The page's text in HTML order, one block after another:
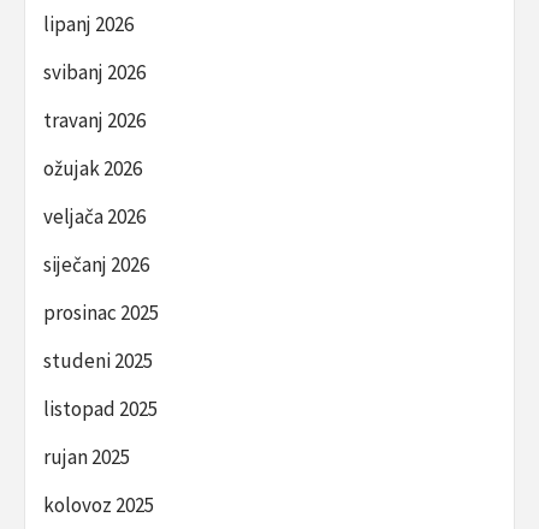
lipanj 2026
svibanj 2026
travanj 2026
ožujak 2026
veljača 2026
siječanj 2026
prosinac 2025
studeni 2025
listopad 2025
rujan 2025
kolovoz 2025